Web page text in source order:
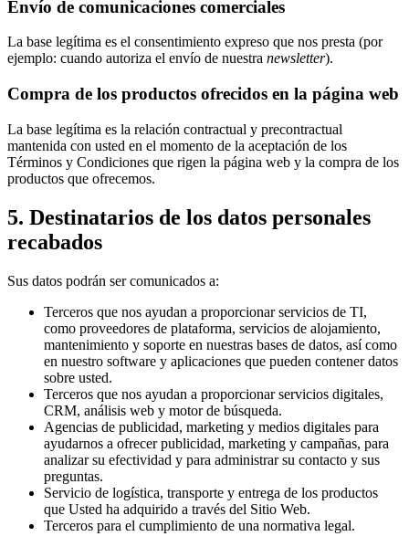
Envío de comunicaciones comerciales
La base legítima es el consentimiento expreso que nos presta (por
ejemplo: cuando autoriza el envío de nuestra newsletter).
Compra de los productos ofrecidos en la página web
La base legítima es la relación contractual y precontractual
mantenida con usted en el momento de la aceptación de los
Términos y Condiciones que rigen la página web y la compra de los
productos que ofrecemos.
5. Destinatarios de los datos personales
recabados
Sus datos podrán ser comunicados a:
Terceros que nos ayudan a proporcionar servicios de TI,
como proveedores de plataforma, servicios de alojamiento,
mantenimiento y soporte en nuestras bases de datos, así como
en nuestro software y aplicaciones que pueden contener datos
sobre usted.
Terceros que nos ayudan a proporcionar servicios digitales,
CRM, análisis web y motor de búsqueda.
Agencias de publicidad, marketing y medios digitales para
ayudarnos a ofrecer publicidad, marketing y campañas, para
analizar su efectividad y para administrar su contacto y sus
preguntas.
Servicio de logística, transporte y entrega de los productos
que Usted ha adquirido a través del Sitio Web.
Terceros para el cumplimiento de una normativa legal.